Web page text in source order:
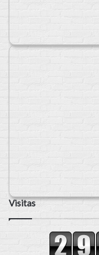
Visitas